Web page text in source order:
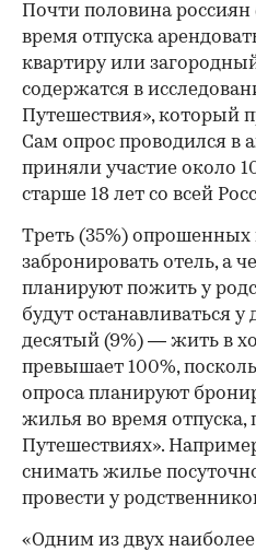
Почти половина россиян
время отпуска
квартиру или
содержатся в
Путешествия», который
Сам опрос проводился в
приняли участие около
старше 18 лет со всей
Треть (35%)
забронировать отель, а
планируют пожить у
будут останавливаться
десятый (9%) — жить в
превышает 100%,
опроса планируют
жилья во время отпуска,
Путешествиях».
снимать жилье
провести у
«Одним из двух